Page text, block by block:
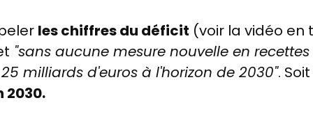
les chiffres du déficit (voir la vidéo en
"sans aucune mesure nouvelle en
milliards d'euros à l'horizon de 2030". Soit
2030.